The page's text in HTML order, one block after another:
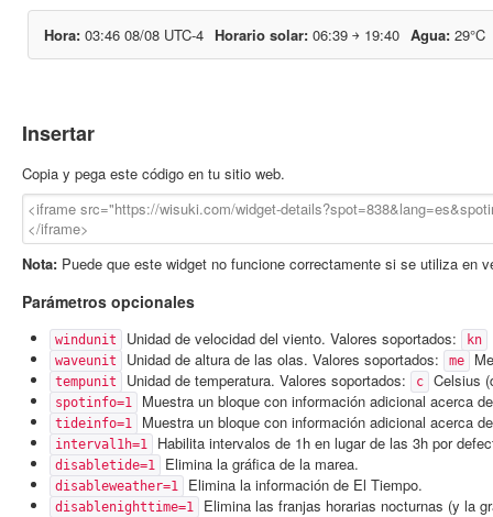
Insertar
Copia y pega este código en tu sitio web.
Nota: Puede que este widget no funcione correctamente si se utiliza en
Parámetros opcionales
windunit Unidad de velocidad del viento. Valores soportados: kn
waveunit Unidad de altura de las olas. Valores soportados: me
tempunit Unidad de temperatura. Valores soportados: c Celsius
spotinfo=1 Muestra un bloque con información adicional acerca
tideinfo=1 Muestra un bloque con información adicional acerca
interval1h=1 Habilita intervalos de 1h en lugar de las 3h por
disabletide=1 Elimina la gráfica de la marea.
disableweather=1 Elimina la información de El Tiempo.
disablenighttime=1 Elimina las franjas horarias nocturnas (y la